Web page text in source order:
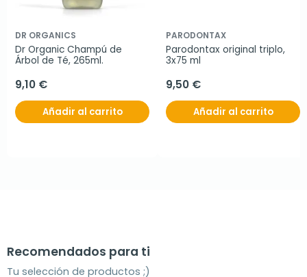
DR ORGANICS
Dr Organic Champú de
Árbol de Té, 265ml.
9,10 €
Añadir al carrito
PARODONTAX
Parodontax original triplo,
3x75 ml
9,50 €
Añadir al carrito
Recomendados para ti
Tu selección de productos ;)